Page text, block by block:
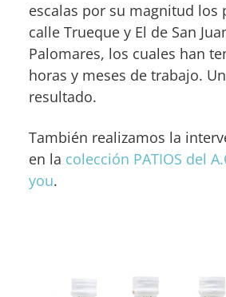
escalas por su magnitud los
calle Trueque y El de San
Palomares, los cuales han
horas y meses de trabajo.
resultado.
También realizamos la
en la colección PATIOS del
you.